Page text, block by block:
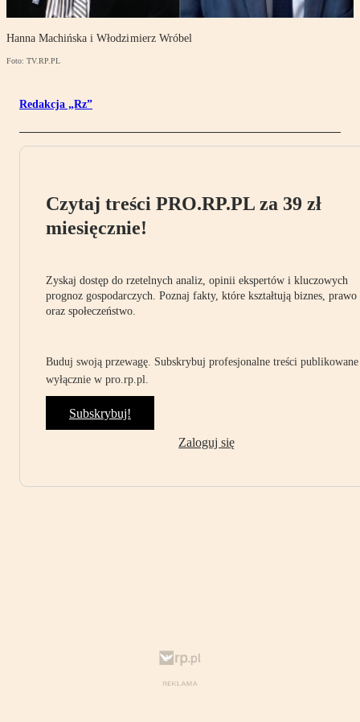
Hanna Machińska i Włodzimierz Wróbel
Foto: TV.RP.PL
Redakcja „Rz”
Czytaj treści PRO.RP.PL za 39 zł
miesięcznie!
Zyskaj dostęp do rzetelnych analiz, opinii ekspertów i kluczowych
prognoz gospodarczych. Poznaj fakty, które kształtują biznes, prawo
oraz społeczeństwo.
Buduj swoją przewagę. Subskrybuj profesjonalne treści publikowane
wyłącznie w pro.rp.pl.
Subskrybuj!
Zaloguj się